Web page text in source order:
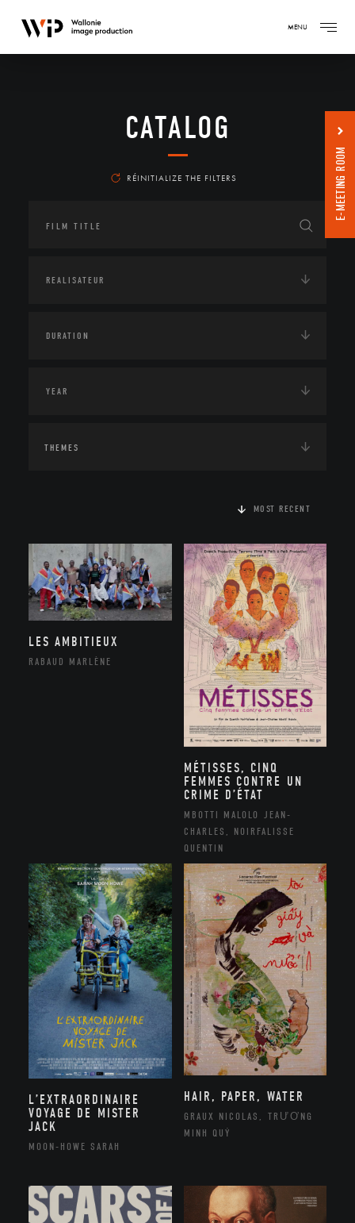
MENU
CATALOG
RÉINITIALIZE THE FILTERS
THEMES
MOST RECENT
LES AMBITIEUX
RABAUD MARLÈNE
MÉTISSES, CINQ
FEMMES CONTRE UN
CRIME D’ÉTAT
MBOTTI MALOLO JEAN-
CHARLES, NOIRFALISSE
QUENTIN
L’EXTRAORDINAIRE
VOYAGE DE MISTER
JACK
MOON-HOWE SARAH
HAIR, PAPER, WATER
GRAUX NICOLAS, TRƯƠNG
MINH QUÝ
E-MEETING ROOM